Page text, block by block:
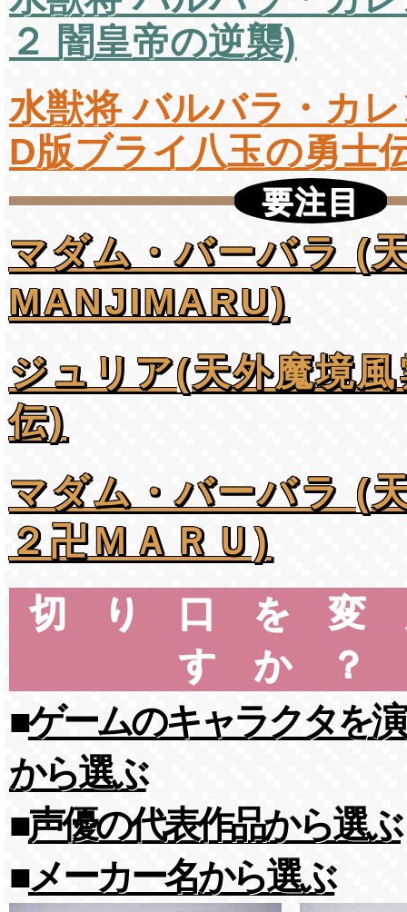
２ 闇皇帝の逆襲)
水獣将 バルバラ・カ
D版ブライ八玉の勇士
要注目
マダム・バーバラ (
MANJIMARU)
ジュリア(天外魔境
伝)
マダム・バーバラ (
２卍ＭＡＲＵ)
切り口を
すか？
■ゲームのキャラクタを
から選ぶ
■声優の代表作品から選ぶ
■メーカー名から選ぶ